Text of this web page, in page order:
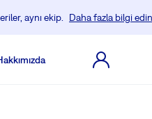
aynı ekip. Daha fazla bilgi